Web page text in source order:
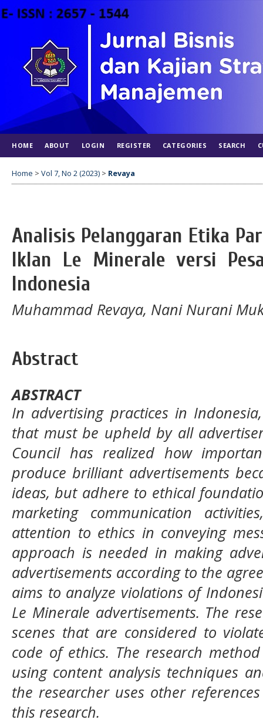
HOME ABOUT LOGIN REGISTER CATEGORIES SEARCH
Home > Vol 7, No 2 (2023) > Revaya
Analisis Pelanggaran Etika
Iklan Le Minerale versi
Indonesia
Muhammad Revaya, Nani Nurani
Abstract
ABSTRACT
In advertising practices in
that must be upheld by all
Council has realized how
produce brilliant advertisements
ideas, but adhere to ethical
marketing communication
attention to ethics in conveying
approach is needed in making
advertisements according to the
aims to analyze violations of
Le Minerale advertisements. The
scenes that are considered to
code of ethics. The research
using content analysis techniques
the researcher uses other
this research.